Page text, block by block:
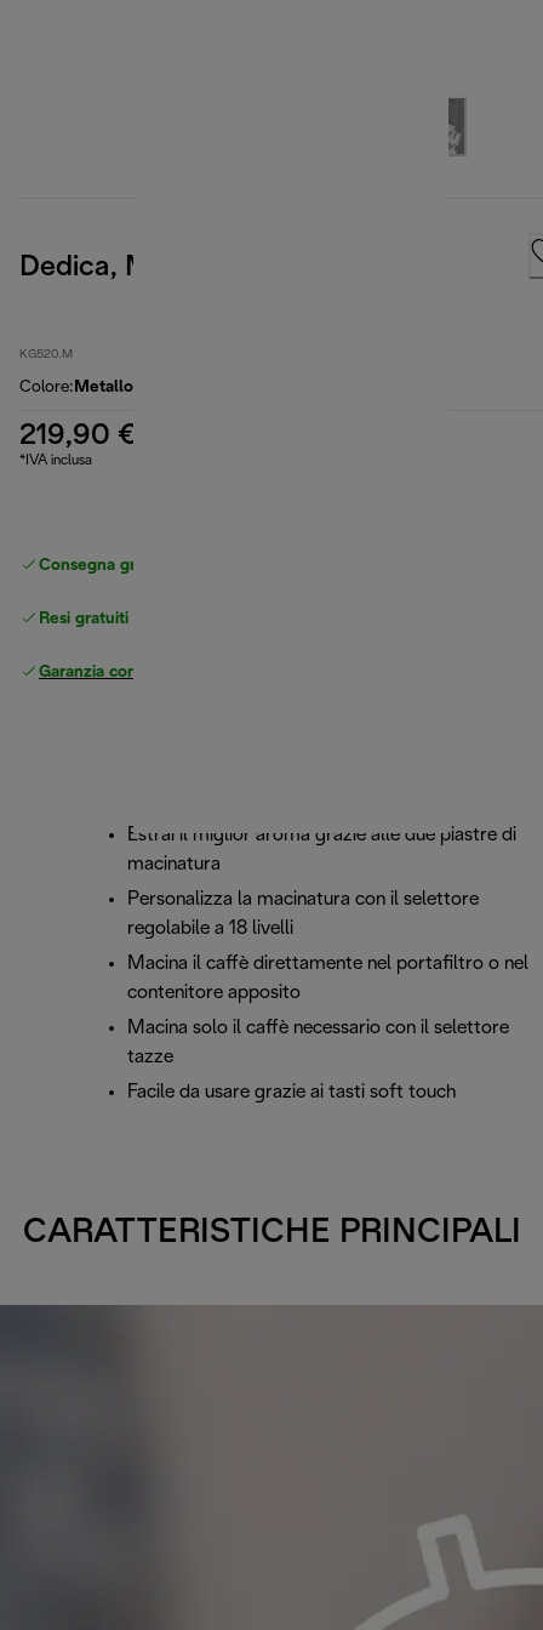
Dedica, Metal
KG520.M
Colore: Metallo
219,90 €
*IVA inclusa
Consegna gratuita standard
Resi gratuiti
Garanzia completa
Estrai il miglior aroma grazie alle due piastre di
macinatura
Personalizza la macinatura con il selettore
regolabile a 18 livelli
Macina il caffè direttamente nel portafiltro o nel
contenitore apposito
Macina solo il caffè necessario con il selettore
tazze
Facile da usare grazie ai tasti soft touch
CARATTERISTICHE PRINCIPALI